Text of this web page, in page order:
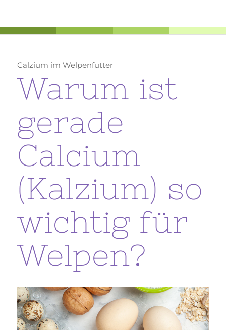
Calzium im Welpenfutter
Warum ist
gerade
Calcium
(Kalzium) so
wichtig für
Welpen?